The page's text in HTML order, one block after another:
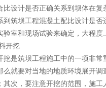
比设计是否正确关系到坝体在
到筑坝工程混凝土配比设计是
验室和现场试验来确定，大程度
开挖
挖是筑坝工程施工中的一项非
么就要对当地的地质环境展开
其次，要注意开挖的范围，施